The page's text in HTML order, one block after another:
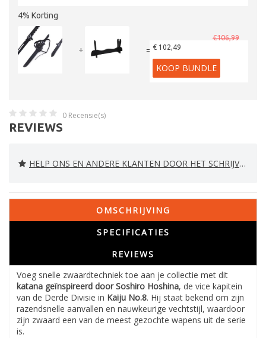
4% Korting
+ =
€106,99
€ 102,49
KOOP BUNDLE
0 Recensie(s)
REVIEWS
HELP ONS EN ANDERE KLANTEN DOOR HET SCHRIJVEN VAN EEN REVIEW
OMSCHRIJVING
SPECIFICATIES
REVIEWS
Voeg snelle zwaardtechniek toe aan je collectie met dit
katana geïnspireerd door Soshiro Hoshina, de vice kapitein
van de Derde Divisie in Kaiju No.8. Hij staat bekend om zijn
razendsnelle aanvallen en nauwkeurige vechtstijl, waardoor
zijn zwaard een van de meest gezochte wapens uit de serie
is.